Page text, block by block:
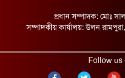
শ্রমমন্ত্রীর
প্রধান সম্পাদক: মোঃ
সম্পাদকীয় কার্যালয়: উলন
Follow us